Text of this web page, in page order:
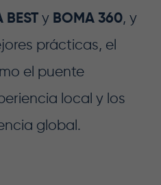
BEST y BOMA 360, y
prácticas, el
el puente
local y los
global.